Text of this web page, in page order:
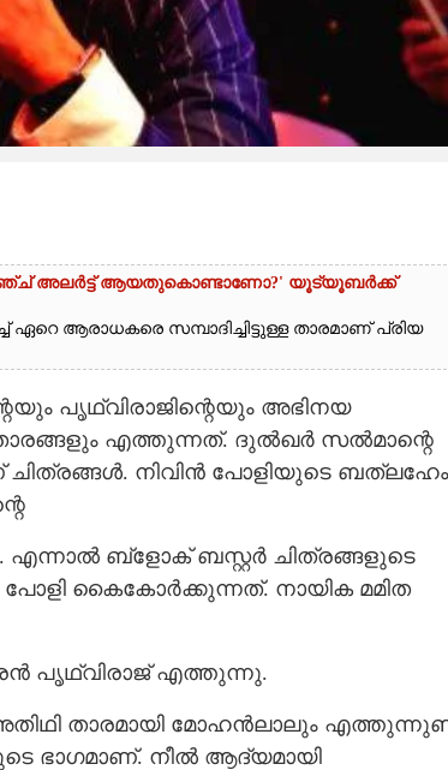
അല‌ർട്ട് ആയതുകൊണ്ടാണോ?' യൂട്യൂബർക്ക്
ഏറെ ആരാധകരെ സമ്പാദിച്ചിട്ടുള്ള താരമാണ് പ്രിയ
പൃഥ്വിരാജിന്റെയും അഭിനയ
എത്തുന്നത്. ദുൽഖർ സൽമാന്റെ
നിവിൻ പോളിയുടെ ബത്‌ലഹേം
ബ്ളോക് ബസ്റ്റർ ചിത്രങ്ങളുടെ
കൈകോർക്കുന്നത്. നായിക മമിത
പൃഥ്വിരാജ് എത്തുന്നു.
താരമായി മോഹൻലാലും
ഭാഗമാണ്. നീൽ ആദ്യമായി